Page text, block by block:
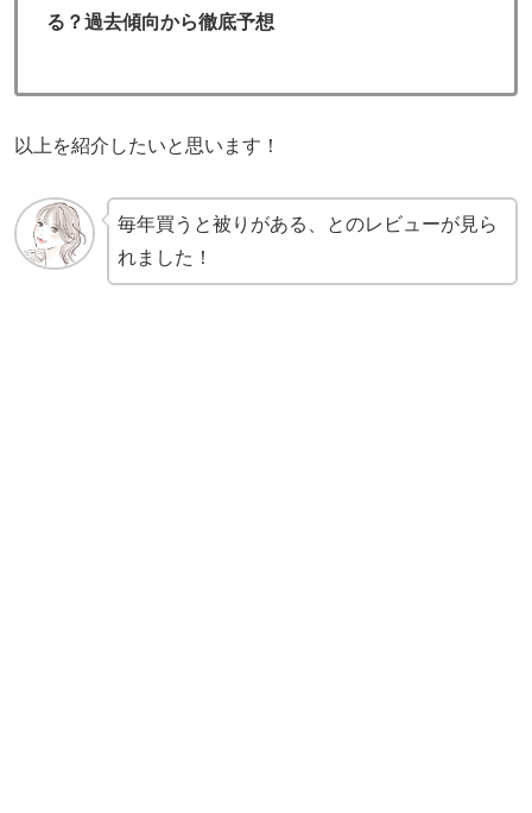
る？過去傾向から徹底予想
以上を紹介したいと思います！
毎年買うと被りがある、とのレビューが見ら
れました！